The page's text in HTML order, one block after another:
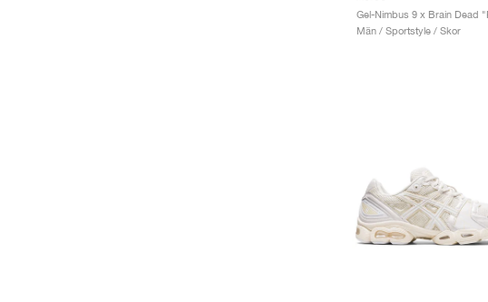
Män / Sportstyle / Skor